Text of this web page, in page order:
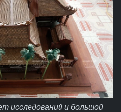
исследований и большой